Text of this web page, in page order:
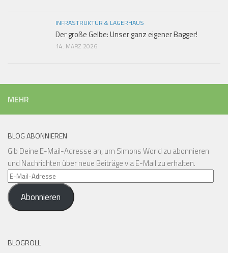
INFRASTRUKTUR & LAGERHAUS
Der große Gelbe: Unser ganz eigener Bagger!
14. MÄRZ 2026
MEHR
BLOG ABONNIEREN
Gib Deine E-Mail-Adresse an, um Simons World zu abonnieren
und Nachrichten über neue Beiträge via E-Mail zu erhalten.
E-
Mail-
AdresseAbonnieren
BLOGROLL